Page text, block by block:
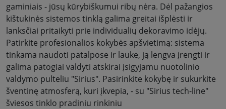
gaminiais - jūsų kūrybiškumui ribų nėra. Dėl pažangios
kištukinės sistemos tinklą galima greitai išplėsti ir
lanksčiai pritaikyti prie individualių dekoravimo idėjų.
Patirkite profesionalios kokybės apšvietimą: sistema
tinkama naudoti patalpose ir lauke, ją lengva įrengti ir
galima patogiai valdyti atskirai įsigyjamu nuotolinio
valdymo pulteliu "Sirius". Pasirinkite kokybę ir sukurkite
šventinę atmosferą, kuri įkvepia, - su "Sirius tech-line"
šviesos tinklo pradiniu rinkiniu